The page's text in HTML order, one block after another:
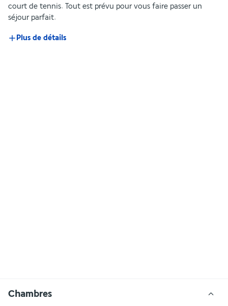
court de tennis. Tout est prévu pour vous faire passer un
séjour parfait.
Plus de détails
Chambres